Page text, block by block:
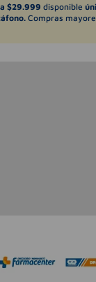
$29.999 disponible
Compras